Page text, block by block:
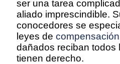
ser una tarea
aliado imprescindible.
conocedores se
leyes de
dañados reciban todos
tienen derecho.